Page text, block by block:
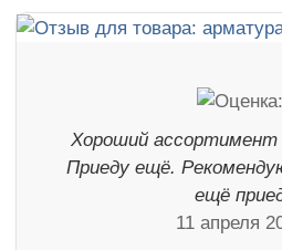
Хороший ассортимент
Приеду ещё.
ещё
11 апреля